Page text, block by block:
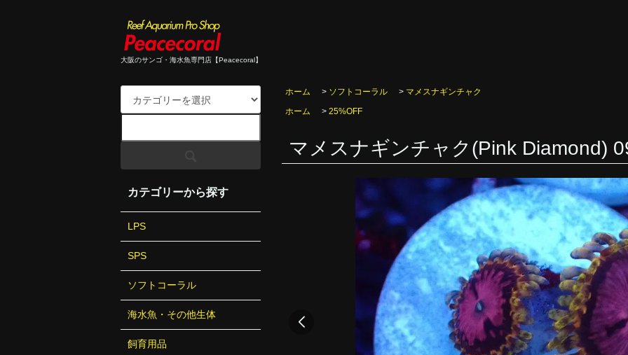
大阪のサンゴ・海水魚専門店【Peacecoral】
ホーム > ソフトコーラル > マメスナギンチャク
ホーム
> 25%OFF
マメスナギンチャク(Pink Diamond)
カテゴリーから探す
LPS
SPS
ソフトコーラル
海水魚・その他生体
飼育用品